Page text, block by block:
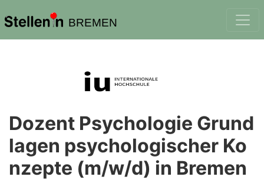
BREMEN
Dozent Psychologie Grund
lagen psychologischer Ko
nzepte (m/w/d) in Bremen